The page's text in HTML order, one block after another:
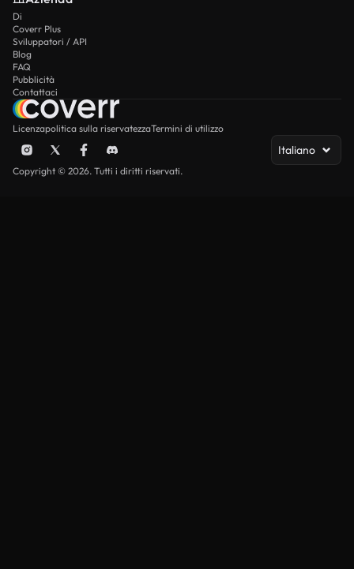
Di
Coverr Plus
Sviluppatori / API
Blog
FAQ
Pubblicità
Contattaci
Licenzapolitica sulla riservatezzaTermini di utilizzo
Italiano
Copyright © 2026. Tutti i diritti riservati.